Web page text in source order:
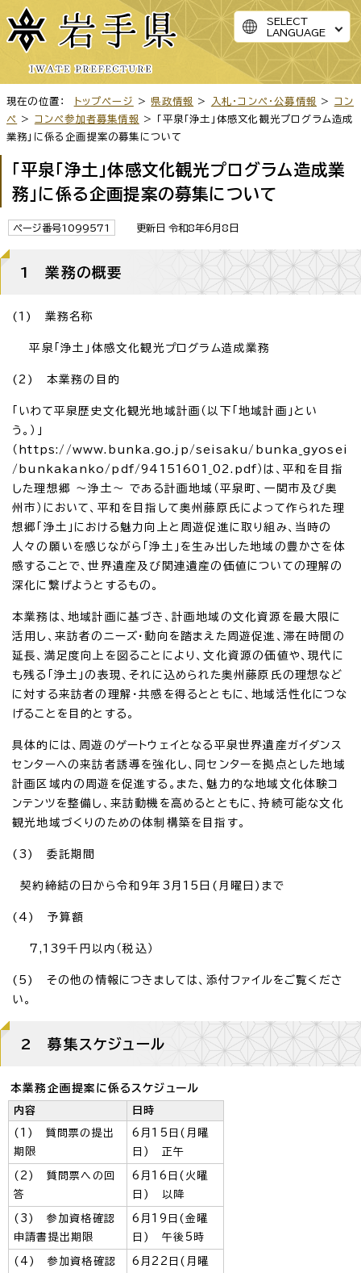
SELECT
LANGUAGE
現在の位置： トップページ > 県政情報 > 入札・コンペ・公募情報 > コン
ペ
> コンペ参加者募集情報 > 「平泉「浄土」体感文化観光プログラム造成
業務」に係る企画提案の募集について
「平泉「浄土」体感文化観光プログラム造成業
務」に係る企画提案の募集について
ページ番号1099571 更新日 令和8年6月8日
1 業務の概要
(1) 業務名称
平泉「浄土」体感文化観光プログラム造成業務
(2) 本業務の目的
「いわて平泉歴史文化観光地域計画（以下「地域計画」とい
う。）」
（https://www.bunka.go.jp/seisaku/bunka_gyosei
/bunkakanko/pdf/94151601_02.pdf）は、平和を目指
した理想郷 ～浄土～ である計画地域（平泉町、一関市及び奥
州市）において、平和を目指して奥州藤原氏によって作られた理
想郷「浄土」における魅力向上と周遊促進に取り組み、当時の
人々の願いを感じながら「浄土」を生み出した地域の豊かさを体
感することで、世界遺産及び関連遺産の価値についての理解の
深化に繋げようとするもの。
本業務は、地域計画に基づき、計画地域の文化資源を最大限に
活用し、来訪者のニーズ・動向を踏まえた周遊促進、滞在時間の
延長、満足度向上を図ることにより、文化資源の価値や、現代に
も残る「浄土」の表現、それに込められた奥州藤原氏の理想など
に対する来訪者の理解・共感を得るとともに、地域活性化につな
げることを目的とする。
具体的には、周遊のゲートウェイとなる平泉世界遺産ガイダンス
センターへの来訪者誘導を強化し、同センターを拠点とした地域
計画区域内の周遊を促進する。また、魅力的な地域文化体験コ
ンテンツを整備し、来訪動機を高めるとともに、持続可能な文化
観光地域づくりのための体制構築を目指す。
(3) 委託期間
契約締結の日から令和9年3月15日(月曜日)まで
(4) 予算額
7,139千円以内（税込）
(5) その他の情報につきましては、添付ファイルをご覧くださ
い。
2 募集スケジュール
本業務企画提案に係るスケジュール
内容 日時
(1) 質問票の提出
期限
6月15日(月曜
日) 正午
(2) 質問票への回
答
6月16日(火曜
日) 以降
(3) 参加資格確認
申請書提出期限
6月19日(金曜
日) 午後5時
(4) 参加資格確認
6月22日(月曜